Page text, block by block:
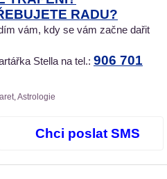
RADU?
vám, kdy se vám začne dařit
Stella na tel.: 906 701
Astrologie
Chci poslat SMS